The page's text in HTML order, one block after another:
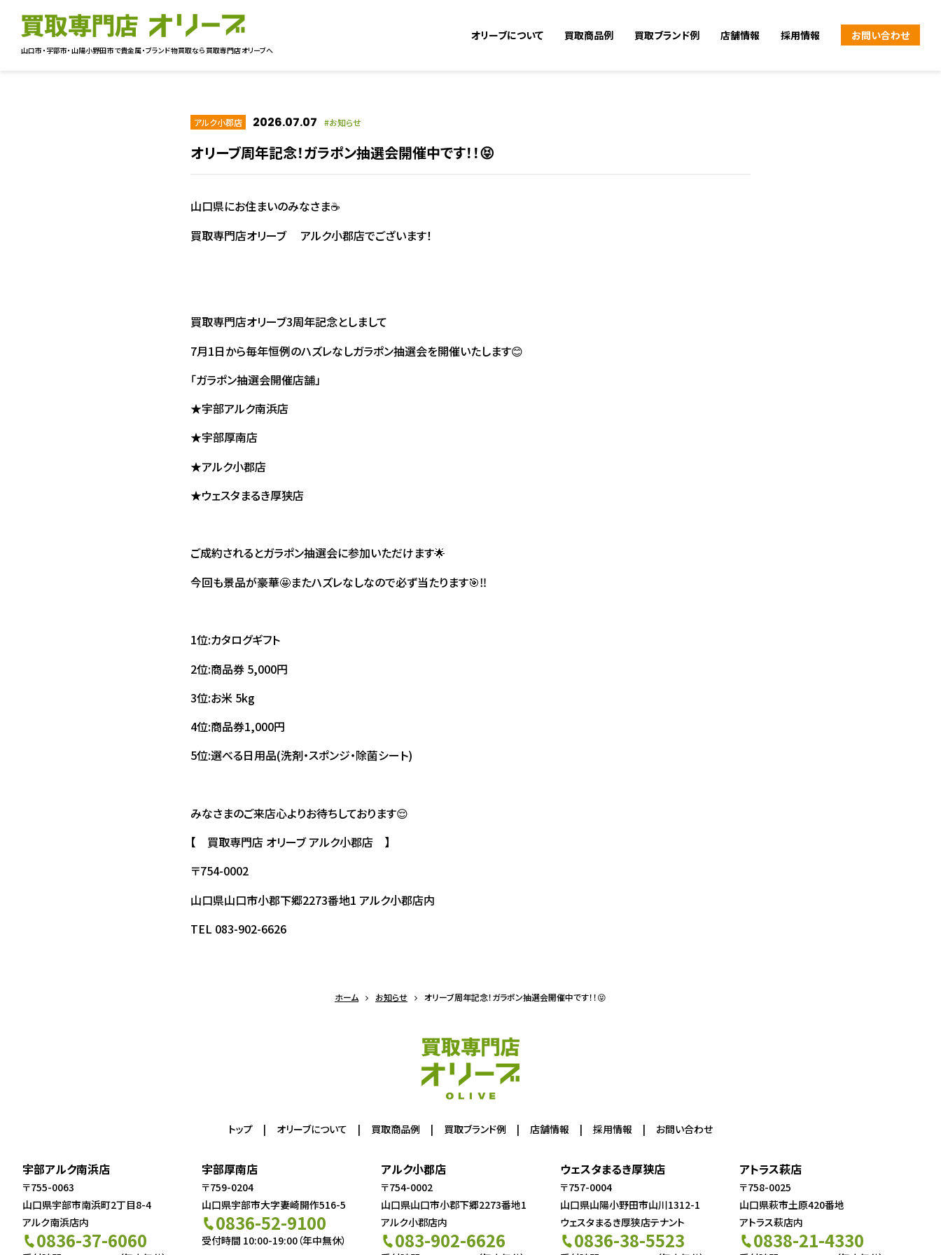
山口市・宇部市・山陽小野田市で貴金属・ブランド物買取なら 買取専門店オリーブへ
オリーブについて 買取商品例 買取ブランド例 店舗情報 採用情報 お問い合わせ
アルク小郡店 2026.07.07 お知らせ
オリーブ周年記念！ガラポン抽選会開催中です！！😝
山口県にお住まいのみなさま☕
買取専門店オリーブ アルク小郡店でございます！
買取専門店オリーブ3周年記念としまして
7月1日から毎年恒例のハズレなしガラポン抽選会を開催いたします😊
「ガラポン抽選会開催店舗」
★宇部アルク南浜店
★宇部厚南店
★アルク小郡店
★ウェスタまるき厚狭店
ご成約されるとガラポン抽選会に参加いただけます🌟
今回も景品が豪華🤩またハズレなしなので必ず当たります🎯‼
1位:カタログギフト
2位:商品券 5,000円
3位:お米 5kg
4位:商品券1,000円
5位:選べる日用品(洗剤・スポンジ・除菌シート)
みなさまのご来店心よりお待ちしております😌
【 買取専門店 オリーブ アルク小郡店 】
〒754-0002
山口県山口市小郡下郷2273番地1 アルク小郡店内
TEL 083-902-6626
ホーム お知らせ オリーブ周年記念！ガラポン抽選会開催中です！！😝
トップ オリーブについて 買取商品例 買取ブランド例 店舗情報 採用情報 お問い合わせ
宇部アルク南浜店
〒755-0063
山口県宇部市南浜町2丁目8-4
アルク南浜店内
0836-37-6060
宇部厚南店
〒759-0204
山口県宇部市大字妻崎開作516-5
0836-52-9100
受付時間 10:00-19:00（年中無休）
アルク小郡店
〒754-0002
山口県山口市小郡下郷2273番地1
アルク小郡店内
083-902-6626
ウェスタまるき厚狭店
〒757-0004
山口県山陽小野田市山川1312-1
ウェスタまるき厚狭店テナント
0836-38-5523
アトラス萩店
〒758-0025
山口県萩市土原420番地
アトラス萩店内
0838-21-4330